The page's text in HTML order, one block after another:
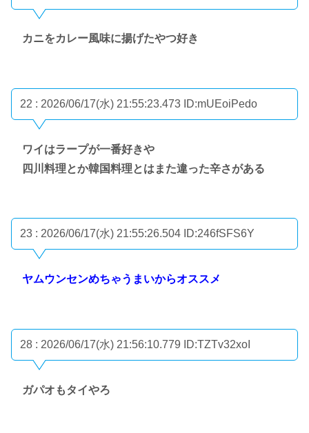
カニをカレー風味に揚げたやつ好き
22 : 2026/06/17(水) 21:55:23.473 ID:mUEoiPedo
ワイはラープが一番好きや
四川料理とか韓国料理とはまた違った辛さがある
23 : 2026/06/17(水) 21:55:26.504 ID:246fSFS6Y
ヤムウンセンめちゃうまいからオススメ
28 : 2026/06/17(水) 21:56:10.779 ID:TZTv32xoI
ガパオもタイやろ